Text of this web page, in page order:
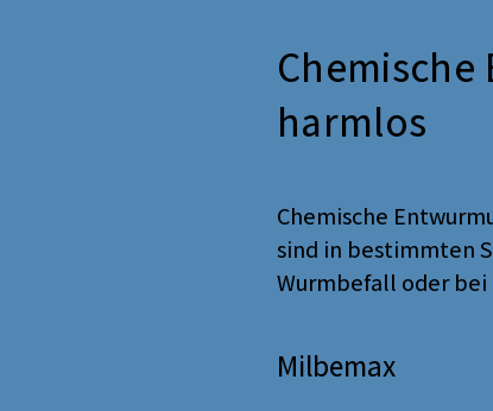
harmlos
Chemische
sind in bestimmten
Wurmbefall oder
Milbemax